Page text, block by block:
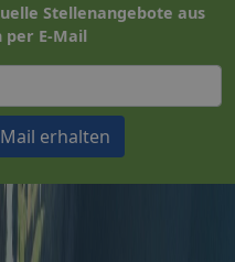
Stellenangebote aus
per E-Mail
erhalten